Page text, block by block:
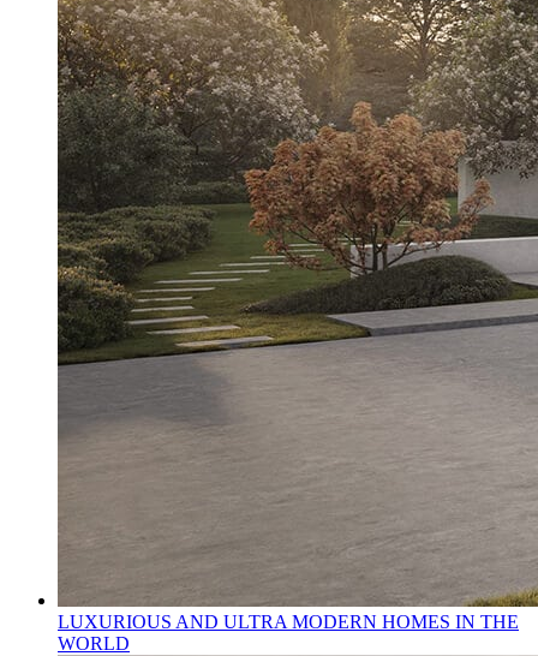
LUXURIOUS AND ULTRA MODERN HOMES IN THE
WORLD